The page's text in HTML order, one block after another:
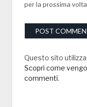
per la prossima
Questo sito
Scopri come
commenti.